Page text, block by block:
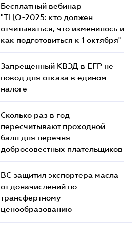
Бесплатный вебинар
"ТЦО-2025: кто должен
отчитываться, что изменилось и
как подготовиться к 1 октября"
Запрещенный КВЭД в ЕГР не
повод для отказа в едином
налоге
Сколько раз в год
пересчитывают проходной
балл для перечня
добросовестных плательщиков
ВС защитил экспортера масла
от доначислений по
трансфертному
ценообразованию